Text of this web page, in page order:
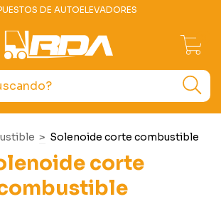
DE AUTOELEVADORES
> Solenoide corte combustible
corte